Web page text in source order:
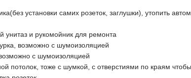
установки самих розеток, заглушки), утопить
унитаз и рукомойник для ремонта
возможно с шумоизоляцией
с шумоизоляцией
потолок, тоже с шумкой, с отверстиями по краям